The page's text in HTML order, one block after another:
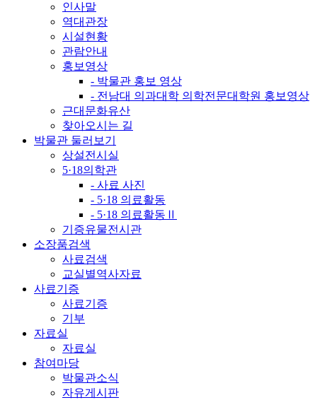
인사말
역대관장
시설현황
관람안내
홍보영상
- 박물관 홍보 영상
- 전남대 의과대학 의학전문대학원 홍보영상
근대문화유산
찾아오시는 길
박물관 둘러보기
상설전시실
5·18의학관
- 사료 사진
- 5·18 의료활동
- 5·18 의료활동Ⅱ
기증유물전시관
소장품검색
사료검색
교실별역사자료
사료기증
사료기증
기부
자료실
자료실
참여마당
박물관소식
자유게시판